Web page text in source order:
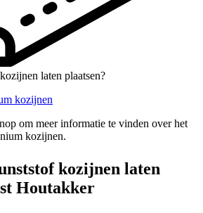
laten plaatsen?
kozijnen
om meer informatie te vinden over het
kozijnen.
kozijnen laten
Houtakker